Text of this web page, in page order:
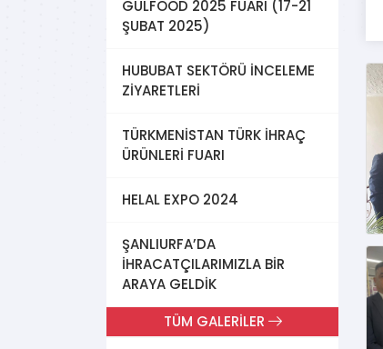
GULFOOD 2025 FUARI (17-21
ŞUBAT 2025)
HUBUBAT SEKTÖRÜ İNCELEME
ZİYARETLERİ
TÜRKMENİSTAN TÜRK İHRAÇ
ÜRÜNLERİ FUARI
HELAL EXPO 2024
ŞANLIURFA’DA
İHRACATÇILARIMIZLA BİR
ARAYA GELDİK
TÜM GALERİLER